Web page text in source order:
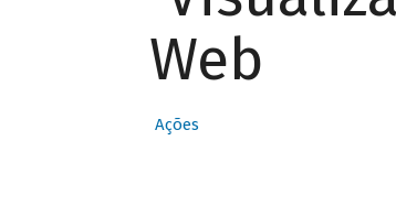
Web
Ações